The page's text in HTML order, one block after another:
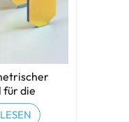
für die